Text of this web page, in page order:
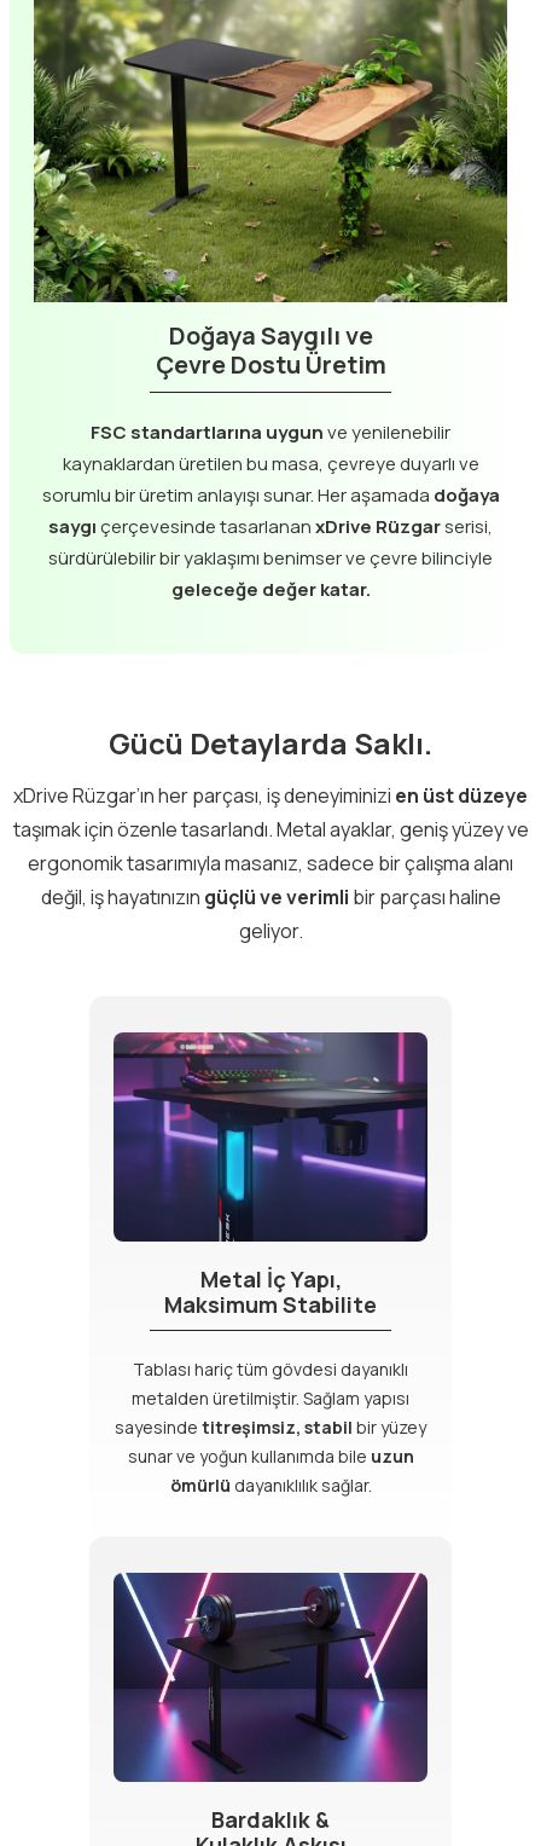
Doğaya Saygılı ve
Çevre Dostu Üretim
FSC standartlarına uygunve yenilenebilir
kaynaklardan üretilen bu masa, çevreye duyarlı ve
sorumlu bir üretim anlayışı sunar. Her aşamada doğaya
saygıçerçevesinde tasarlananxDrive Rüzgarserisi,
sürdürülebilir bir yaklaşımı benimser ve çevre bilinciyle
geleceğe değer katar.
Gücü Detaylarda Saklı.
xDrive Rüzgar’ın her parçası, iş deneyiminizi en üst düzeye
taşımak için özenle tasarlandı. Metal ayaklar, geniş yüzey ve
ergonomik tasarımıyla masanız, sadece bir çalışma alanı
değil, iş hayatınızın güçlü ve verimli bir parçası haline
geliyor.
Metal İç Yapı,
Maksimum Stabilite
Tablası hariç tüm gövdesi dayanıklı
metalden üretilmiştir. Sağlam yapısı
sayesinde titreşimsiz, stabil bir yüzey
sunar ve yoğun kullanımda bile uzun
ömürlü dayanıklılık sağlar.
Bardaklık &